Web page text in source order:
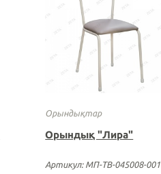
Орындықтар
Орындық "Лира"
Артикул: МП-ТВ-045008-001